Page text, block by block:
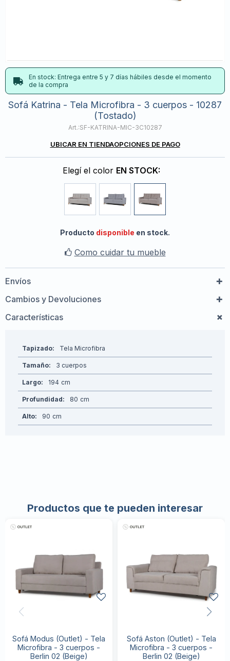
En stock: Entrega entre 5 y 7 días hábiles desde el momento
de la compra
Sofá Katrina - Tela Microfibra - 3 cuerpos - 10287
(Tostado)
SF-KATRINA-MIC-3C10287
UBICAR EN TIENDAOPCIONES DE PAGO
Elegí el color EN STOCK:
Producto disponible en stock.
Como cuidar tu mueble
Envíos
Cambios y Devoluciones
Características
Tapizado Tela Microfibra
Tamaño 3 cuerpos
Largo 194
Profundidad 80
Alto 90
Productos que te pueden interesar
Sofá Modus (Outlet) - Tela
Microfibra - 3 cuerpos -
Berlin 02 (Beige)
Sofá Aston (Outlet) - Tela
Microfibra - 3 cuerpos -
Berlin 02 (Beige)